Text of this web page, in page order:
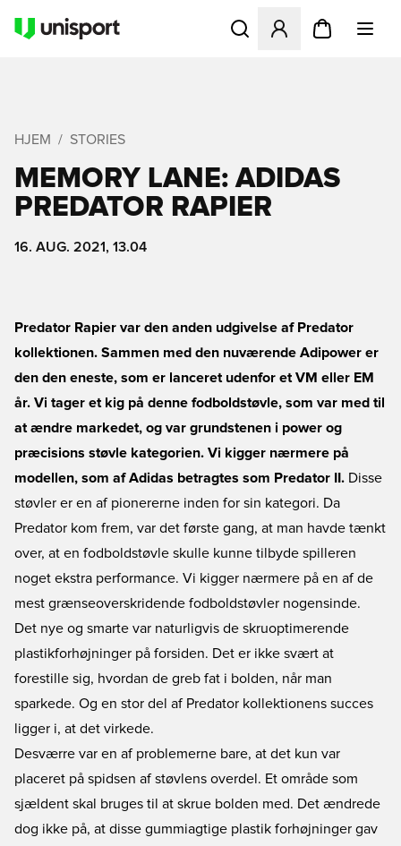
Åbner en Modal til at
HJEM STORIES
MEMORY LANE: ADIDAS
PREDATOR RAPIER
16. AUG. 2021, 13.04
Predator Rapier var den anden udgivelse af Predator
kollektionen. Sammen med den nuværende Adipower er
den den eneste, som er lanceret udenfor et VM eller EM
år. Vi tager et kig på denne fodboldstøvle, som var med til
at ændre markedet, og var grundstenen i power og
præcisions støvle kategorien. Vi kigger nærmere på
modellen, som af Adidas betragtes som Predator II. Disse
støvler er en af pionererne inden for sin kategori. Da
Predator kom frem, var det første gang, at man havde tænkt
over, at en fodboldstøvle skulle kunne tilbyde spilleren
noget ekstra performance. Vi kigger nærmere på en af de
mest grænseoverskridende fodboldstøvler nogensinde.
Det nye og smarte var naturligvis de skruoptimerende
plastikforhøjninger på forsiden. Det er ikke svært at
forestille sig, hvordan de greb fat i bolden, når man
sparkede. Og en stor del af Predator kollektionens succes
ligger i, at det virkede.
Desværre var en af problemerne bare, at det kun var
placeret på spidsen af støvlens overdel. Et område som
sjældent skal bruges til at skrue bolden med. Det ændrede
dog ikke på, at disse gummiagtige plastik forhøjninger gav